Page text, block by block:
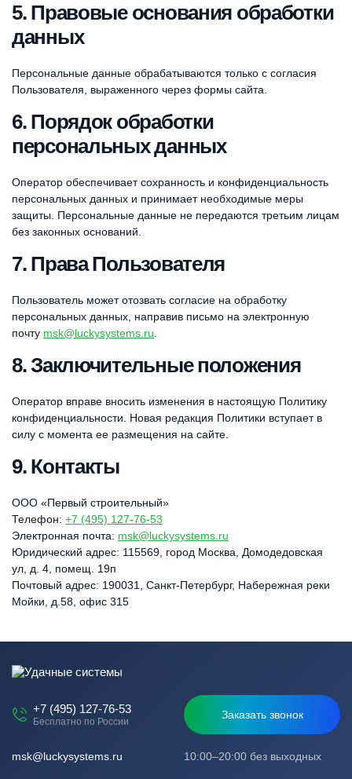
5. Правовые основания обработки
данных
Персональные данные обрабатываются только с согласия
Пользователя, выраженного через формы сайта.
6. Порядок обработки
персональных данных
Оператор обеспечивает сохранность и конфиденциальность
персональных данных и принимает необходимые меры
защиты. Персональные данные не передаются третьим лицам
без законных оснований.
7. Права Пользователя
Пользователь может отозвать согласие на обработку
персональных данных, направив письмо на электронную
почту msk@luckysystems.ru
8. Заключительные положения
Оператор вправе вносить изменения в настоящую Политику
конфиденциальности. Новая редакция Политики вступает в
силу с момента ее размещения на сайте.
9. Контакты
ООО «Первый строительный»
Телефон: +7 (495) 127-76-53
Электронная почта: msk@luckysystems.ru
Юридический адрес: 115569, город Москва, Домодедовская
ул, д. 4, помещ. 19п
Почтовый адрес: 190031, Санкт-Петербург, Набережная реки
Мойки, д.58, офис 315
+7 (495) 127-76-53
Бесплатно по России
Заказать звонок
10:00–20:00 без выходных
msk@luckysystems.ru